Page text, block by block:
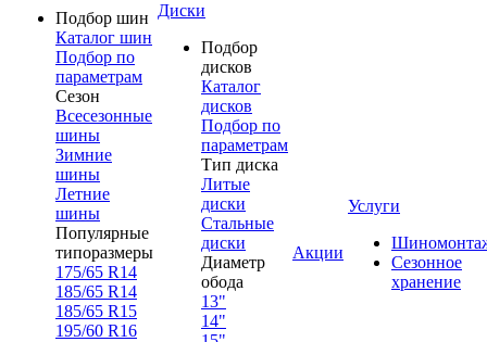
Подбор шин
Каталог шин
Подбор по
параметрам
Сезон
Всесезонные
шины
Зимние
шины
Летние
шины
Популярные
типоразмеры
175/65 R14
185/65 R14
185/65 R15
195/60 R16
Диски
Подбор
дисков
Каталог
дисков
Подбор по
параметрам
Тип диска
Литые
диски
Стальные
диски
Диаметр
обода
13"
14"
Акции
Услуги
Сезонное
хранение